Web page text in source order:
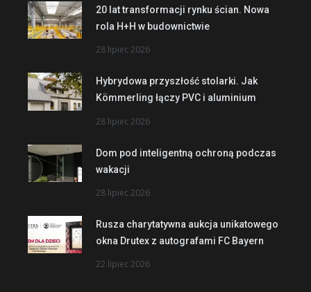
20 lat transformacji rynku ścian. Nowa
rola H+H w budownictwie
28 lipiec 2026
Hybrydowa przyszłość stolarki. Jak
Kömmerling łączy PVC i aluminium
28 lipiec 2026
Dom pod inteligentną ochroną podczas
wakacji
28 lipiec 2026
Rusza charytatywna aukcja unikatowego
okna Drutex z autografami FC Bayern
22 lipiec 2026